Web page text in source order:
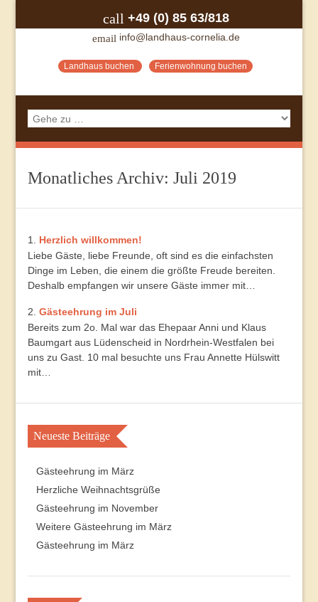
call +49 (0) 85 63/818
email info@landhaus-cornelia.de
Landhaus buchen Ferienwohnung buchen
Monatliches Archiv: Juli 2019
Herzlich willkommen!
Liebe Gäste, liebe Freunde, oft sind es die einfachsten
Dinge im Leben, die einem die größte Freude bereiten.
Deshalb empfangen wir unsere Gäste immer mit…
Gästeehrung im Juli
Bereits zum 2o. Mal war das Ehepaar Anni und Klaus
Baumgart aus Lüdenscheid in Nordrhein-Westfalen bei
uns zu Gast. 10 mal besuchte uns Frau Annette Hülswitt
mit…
Neueste Beiträge
Gästeehrung im März
Herzliche Weihnachtsgrüße
Gästeehrung im November
Weitere Gästeehrung im März
Gästeehrung im März